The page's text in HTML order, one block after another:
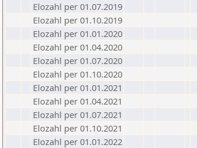
Elozahl per 01.07.2019
Elozahl per 01.10.2019
Elozahl per 01.01.2020
Elozahl per 01.04.2020
Elozahl per 01.07.2020
Elozahl per 01.10.2020
Elozahl per 01.01.2021
Elozahl per 01.04.2021
Elozahl per 01.07.2021
Elozahl per 01.10.2021
Elozahl per 01.01.2022